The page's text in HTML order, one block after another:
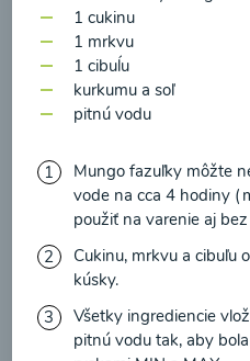
Brokolicové
1 cukinu
1 mrkvu
1 cibuĺu
kurkumu a soľ
pitnú vodu
Mungo fazuľky môžte
vode na cca 4 hodiny
použiť na varenie aj
Cukinu, mrkvu a cibuľu
kúsky.
Všetky ingrediencie
pitnú vodu tak, aby
prečítal(a)
údajova súhlasím s nimi.